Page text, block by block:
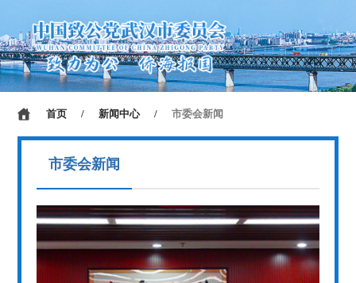
首页 / 新闻中心 / 市委会新闻
市委会新闻